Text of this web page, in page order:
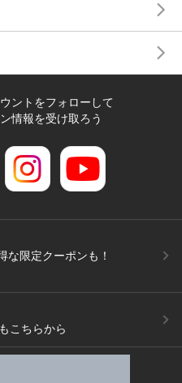
ントをフォローして
情報を受け取ろう
な限定クーポンも！
こちらから